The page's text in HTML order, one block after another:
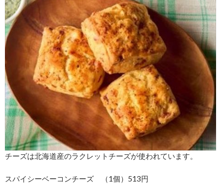
チーズは北海道産のラクレットチーズが使われています。
スパイシーベーコンチーズ （1個）513円